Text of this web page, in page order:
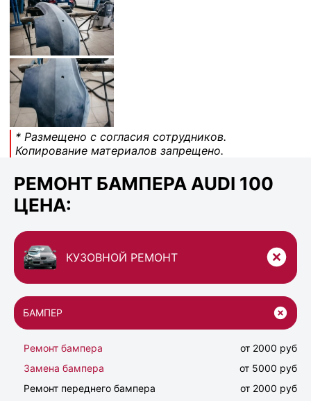
* Размещено с согласия сотрудников.
Копирование материалов запрещено.
РЕМОНТ БАМПЕРА AUDI 100
ЦЕНА:
КУЗОВНОЙ РЕМОНТ
БАМПЕР
Ремонт бампера
от 2000 руб
Замена бампера
от 5000 руб
Ремонт переднего бампера
от 2000 руб